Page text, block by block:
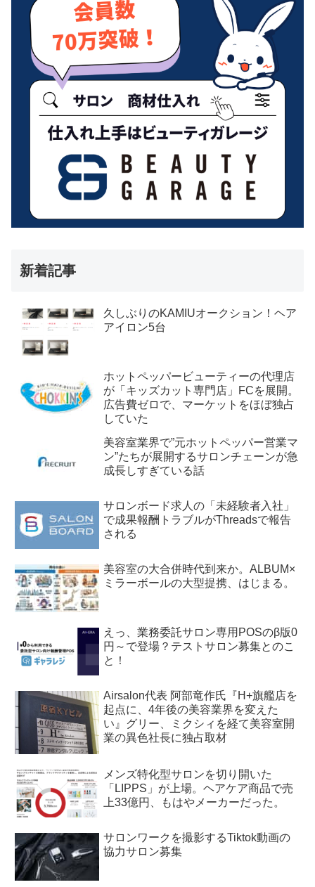
新着記事
久しぶりのKAMIUオークション！ヘア
アイロン5台
ホットペッパービューティーの代理店
が「キッズカット専門店」FCを展開。
広告費ゼロで、マーケットをほぼ独占
していた
美容室業界で”元ホットペッパー営業マ
ン”たちが展開するサロンチェーンが急
成長しすぎている話
サロンボード求人の「未経験者入社」
で成果報酬トラブルがThreadsで報告
される
美容室の大合併時代到来か。ALBUM×
ミラーボールの大型提携、はじまる。
えっ、業務委託サロン専用POSのβ版0
円～で登場？テストサロン募集とのこ
と！
Airsalon代表 阿部竜作氏『H+旗艦店を
起点に、4年後の美容業界を変えた
い』グリー、ミクシィを経て美容室開
業の異色社長に独占取材
メンズ特化型サロンを切り開いた
「LIPPS」が上場。ヘアケア商品で売
上33億円、もはやメーカーだった。
サロンワークを撮影するTiktok動画の
協力サロン募集